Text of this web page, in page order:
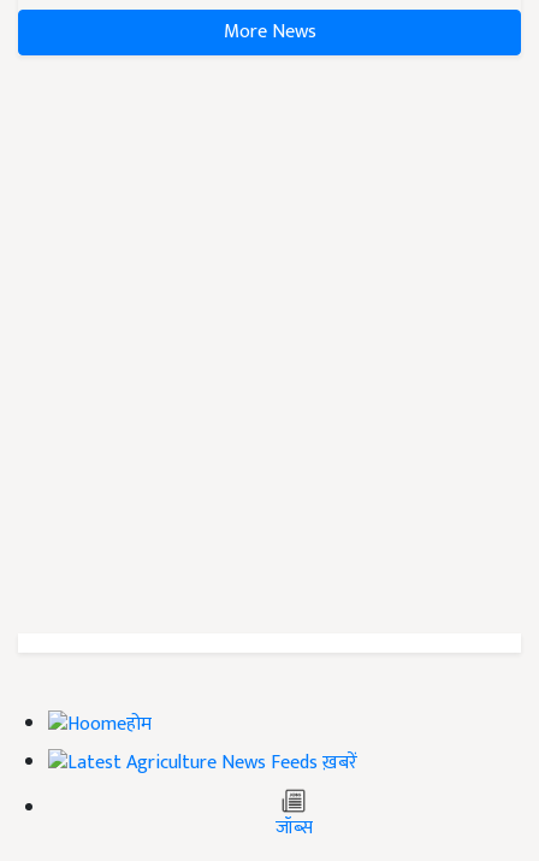
More News
होम
ख़बरें
जॉब्स